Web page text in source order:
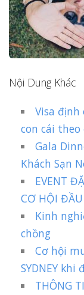
Nội Dung Khác
Visa
con cái theo
Gala
Khách Sạn
EVENT
CƠ HỘI
Kinh
chồng
Cơ hội
SYDNEY khi
THÔNG